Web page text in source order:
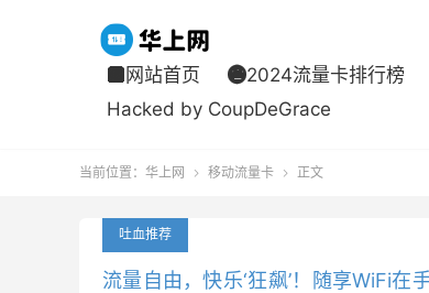
 网站首页 2024流量卡排行榜
Hacked by CoupDeGrace
当前位置： 华上网  移动流量卡  正文
吐血推荐
流量自由，快乐‘狂飙’！随享WiFi在手